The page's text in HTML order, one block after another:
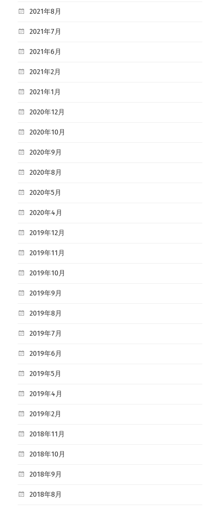
2021年8月
2021年7月
2021年6月
2021年2月
2021年1月
2020年12月
2020年10月
2020年9月
2020年8月
2020年5月
2020年4月
2019年12月
2019年11月
2019年10月
2019年9月
2019年8月
2019年7月
2019年6月
2019年5月
2019年4月
2019年2月
2018年11月
2018年10月
2018年9月
2018年8月